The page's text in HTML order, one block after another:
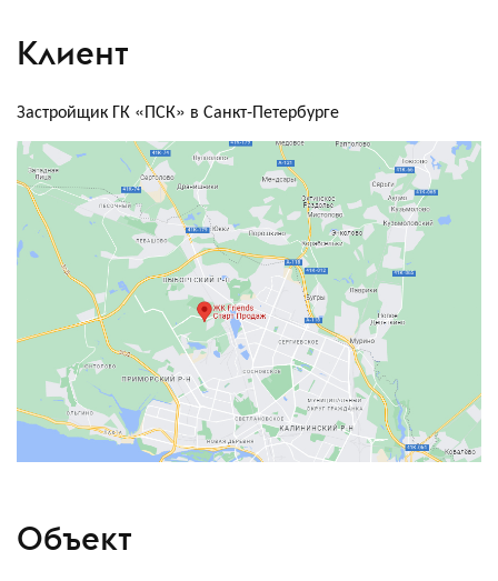
Клиент
Застройщик ГК «ПСК» в Санкт-Петербурге
Объект